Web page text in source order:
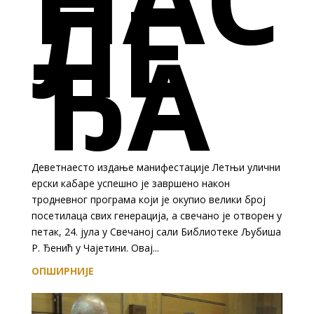
ЛЕ
ЂА
Деветнаесто издање манифестације Летњи улични
ерски кабаре успешно је завршено након
тродневног програма који је окупио велики број
посетилаца свих генерација, а свечано је отворен у
петак, 24. јула у Свечаној сали Библиотеке Љубиша
Р. Ђенић у Чајетини. Овај...
ОПШИРНИЈЕ